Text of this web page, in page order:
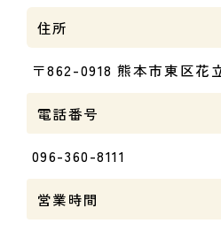
住所
〒862-0918 熊本市東区花
電話番号
096-360-8111
営業時間